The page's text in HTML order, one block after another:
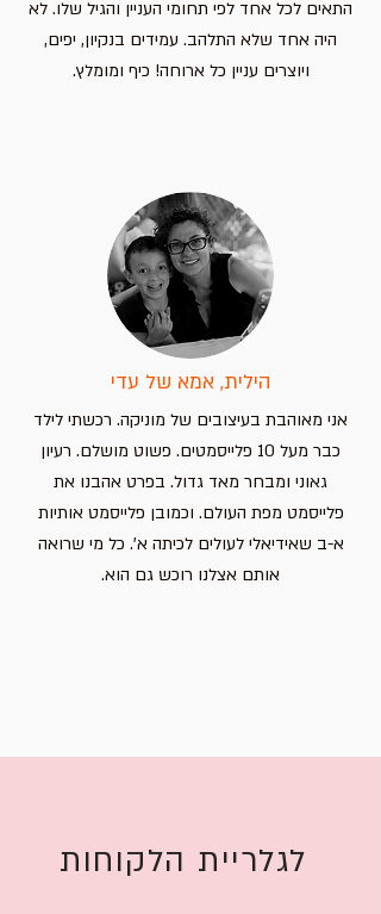
התאים לכל אחד לפי תחומי העניין והגיל שלו. לא
היה אחד שלא התלהב. עמידים בנקיון, יפים,
ויוצרים עניין כל ארוחה! כיף ומומלץ.
הילית, אמא של עדי
אני מאוהבת בעיצובים של מוניקה. רכשתי לילד
כבר מעל 10 פלייסמטים. פשוט מושלם. רעיון
גאוני ומבחר מאד גדול. בפרט אהבנו את
פלייסמט מפת העולם. וכמובן פלייסמט אותיות
א-ב שאידיאלי לעולים לכיתה א'. כל מי שרואה
אותם אצלנו רוכש גם הוא.
לגלריית הלקוחות